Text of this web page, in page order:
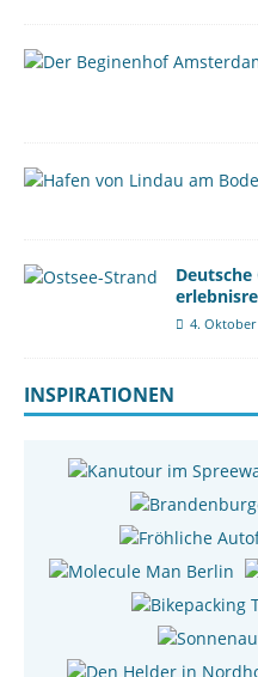
4. Oktober
INSPIRATIONEN